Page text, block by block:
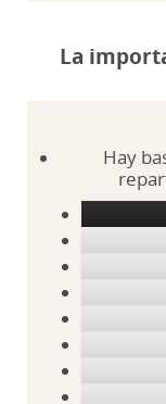
La
Hay